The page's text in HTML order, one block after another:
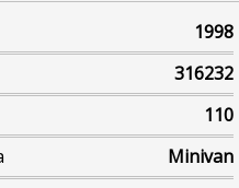
1998
316232
110
Minivan